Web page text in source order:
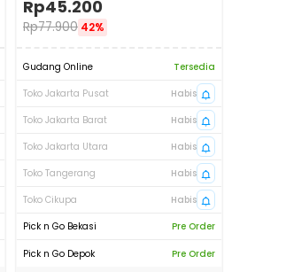
Rp45.200
Rp77.900 42%
Gudang Online
Tersedia
Toko Jakarta Pusat
Habis
Toko Jakarta Barat
Habis
Toko Jakarta Utara
Habis
Toko Tangerang
Habis
Toko Cikupa
Habis
Pick n Go Bekasi
Pre Order
Pick n Go Depok
Pre Order